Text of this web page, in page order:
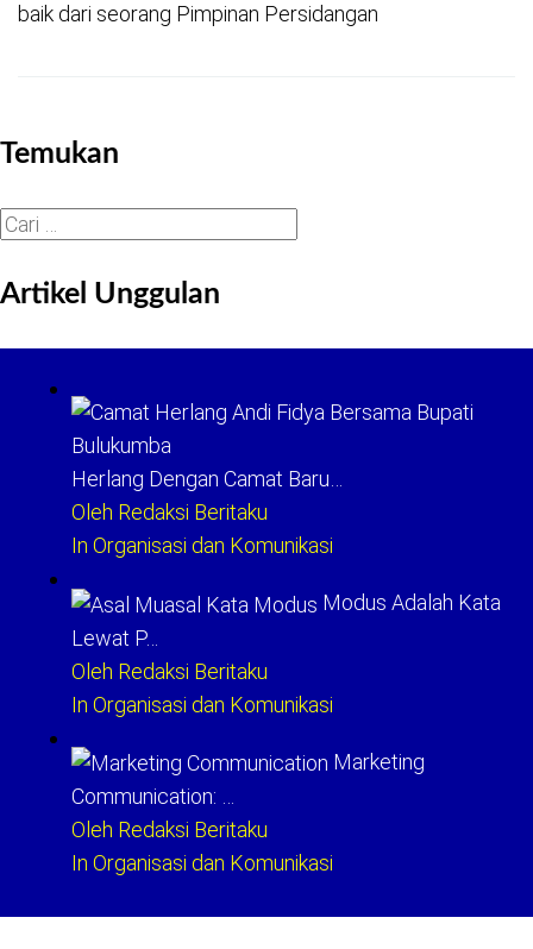
baik dari seorang Pimpinan Persidangan
Temukan
Cari
Artikel Unggulan
Herlang Dengan Camat Baru…
Oleh Redaksi Beritaku
In Organisasi dan Komunikasi
Modus Adalah Kata
Lewat P…
Oleh Redaksi Beritaku
In Organisasi dan Komunikasi
Marketing
Communication: …
Oleh Redaksi Beritaku
In Organisasi dan Komunikasi